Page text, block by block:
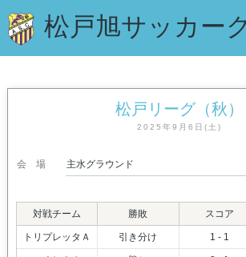
松戸旭サッカー
松戸リーグ（秋）
2025年9月6日(土)
会場 主水グラウンド
対戦チーム 勝敗 スコア
トリプレッタＡ 引き分け 1 - 1